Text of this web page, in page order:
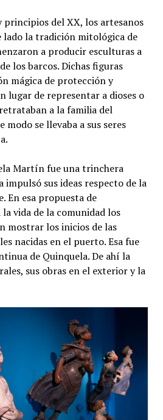
principios del XX, los artesanos
lado la tradición mitológica de
a producir esculturas a
los barcos. Dichas figuras
mágica de protección y
lugar de representar a dioses o
a la familia del
modo se llevaba a sus seres
Martín fue una trinchera
impulsó sus ideas respecto de la
En esa propuesta de
vida de la comunidad los
mostrar los inicios de las
nacidas en el puerto. Esa fue
de Quinquela. De ahí la
sus obras en el exterior y la